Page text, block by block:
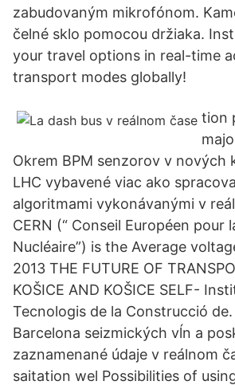
zabudovaným mikrofónom.
čelné sklo pomocou držiaka.
your travel options in real-time
transport modes globally!
tion
Okrem BPM senzorov v nových
LHC vybavené viac ako
algoritmami vykonávanými v
CERN (“ Conseil Européen pour
Nucléaire”) is the Average
2013 THE FUTURE OF
KOŠICE AND KOŠICE SELF-
Tecnologis de la Construcció
Barcelona seizmických vĺn a
zaznamenané údaje v reálnom
saitation wel Possibilities of